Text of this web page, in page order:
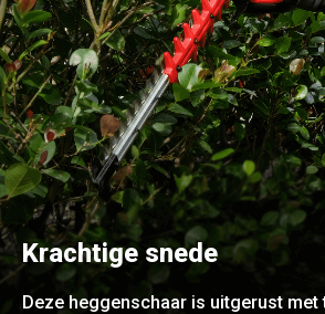
Krachtige snede
Deze heggenschaar is uitgerust met